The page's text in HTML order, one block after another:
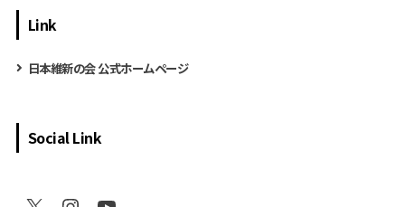
Link
日本維新の会 公式ホームページ
Social Link